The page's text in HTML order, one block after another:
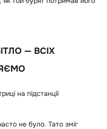
— ВСІХ
на підстанції
не було. Тато зміг